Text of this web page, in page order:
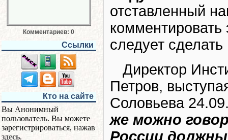
Комментариев: 0
Ссылки
Кто на сайте
Вы Анонимный
пользователь. Вы можете
зарегистрироваться, нажав
здесь.
отставленный
комментировать
следует
Директор
Петров,
Соловьева
же можно
России